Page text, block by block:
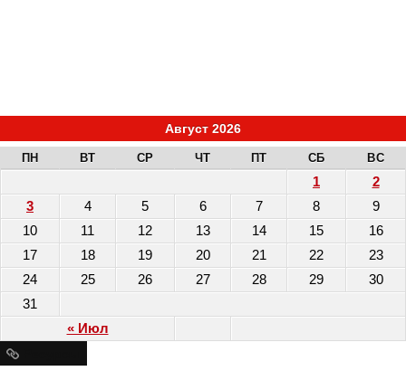
Август 2026
ПН ВТ СР ЧТ ПТ СБ ВС
« Июл
1
2
3
4 5 6 7 8
9
10
11 12 13 14 15
16
17
18 19 20 21 22
23
24
25 26 27 28 29
30
31